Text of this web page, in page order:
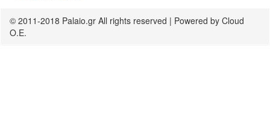
© 2011-2018 Palaio.gr All rights reserved | Powered by Cloud
O.E.